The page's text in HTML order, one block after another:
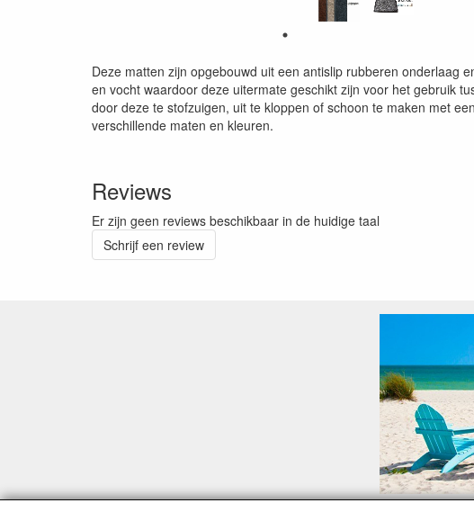
Deze matten zijn opgebouwd uit een antislip rubberen onderlaag
en vocht waardoor deze uitermate geschikt zijn voor het gebruik
door deze te stofzuigen, uit te kloppen of schoon te maken met
verschillende maten en kleuren.
Reviews
Er zijn geen reviews beschikbaar in de huidige taal
Schrijf een review